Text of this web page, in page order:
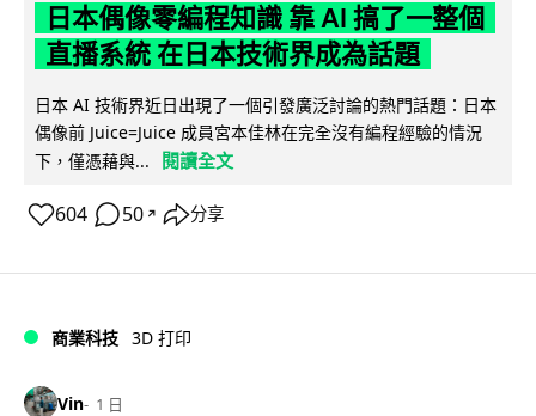
日本偶像零編程知識 靠 AI 搞了一整個
直播系統 在日本技術界成為話題
日本 AI 技術界近日出現了一個引發廣泛討論的熱門話題：日本
偶像前 Juice=Juice 成員宮本佳林在完全沒有編程經驗的情況
下，僅憑藉與...
閱讀全文
604 50 ↗ 分享
商業科技 3D 打印
Vin 1 日